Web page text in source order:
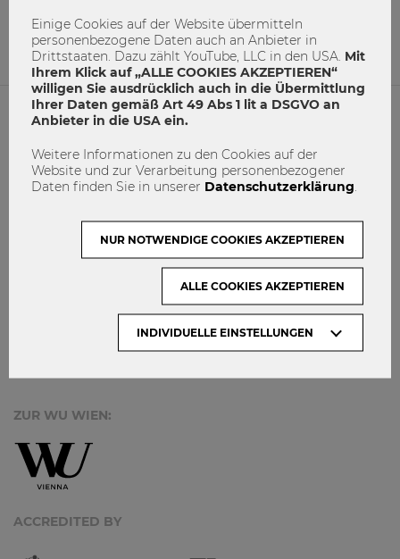
18 0
IMPRESSUM
MACH MIT!
ZUR WU WIEN:
ACCREDITED BY
Einige Cookies auf der Website übermitteln
personenbezogene Daten auch an Anbieter in
Drittstaaten. Dazu zählt YouTube, LLC in den USA. Mit
Ihrem Klick auf „ALLE COOKIES AKZEPTIEREN“
willigen Sie ausdrücklich auch in die Übermittlung
Ihrer Daten gemäß Art 49 Abs 1 lit a DSGVO an
Anbieter in die USA ein.
Weitere Informationen zu den Cookies auf der
Website und zur Verarbeitung personenbezogener
Daten finden Sie in unserer Datenschutzerklärung
INDIVIDUELLE EINSTELLUNGEN
NUR NOTWENDIGE COOKIES AKZEPTIEREN
ALLE COOKIES AKZEPTIEREN